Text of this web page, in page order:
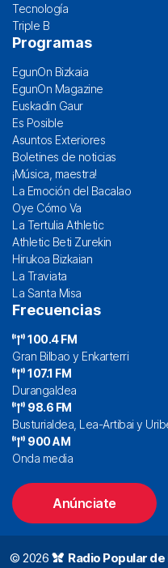
Tecnología
Triple B
Programas
EgunOn Bizkaia
EgunOn Magazine
Euskadin Gaur
Es Posible
Asuntos Exteriores
Boletines de noticias
¡Música, maestra!
La Emoción del Bacalao
Oye Cómo Va
La Tertulia Athletic
Athletic Beti Zurekin
Hirukoa Bizkaian
La Traviata
La Santa Misa
Frecuencias
100.4 FM
Gran Bilbao y Enkarterri
107.1 FM
Durangaldea
98.6 FM
Busturialdea, Lea-Artibai y
900 AM
Onda media
Anúnciate
© 2026 Radio Popular